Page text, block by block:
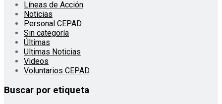
Líneas de Acción
Noticias
Personal CEPAD
Sin categoría
Últimas
Ultimas Noticias
Videos
Voluntarios CEPAD
Buscar por etiqueta